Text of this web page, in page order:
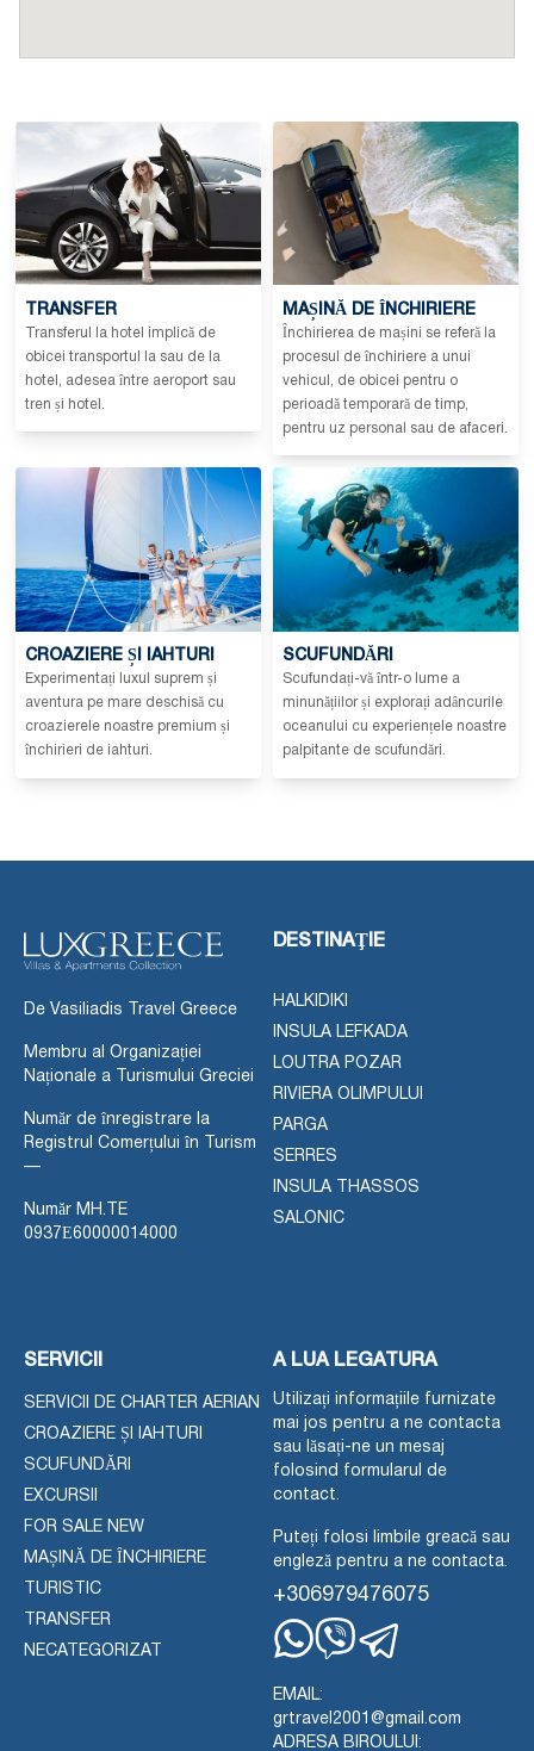
TRANSFER
Transferul la hotel implică de
obicei transportul la sau de la
hotel, adesea între aeroport sau
tren și hotel.
MAȘINĂ DE ÎNCHIRIERE
Închirierea de mașini se referă la
procesul de închiriere a unui
vehicul, de obicei pentru o
perioadă temporară de timp,
pentru uz personal sau de afaceri.
CROAZIERE ȘI IAHTURI
Experimentați luxul suprem și
aventura pe mare deschisă cu
croazierele noastre premium și
închirieri de iahturi.
SCUFUNDĂRI
Scufundați-vă într-o lume a
minunățiilor și explorați adâncurile
oceanului cu experiențele noastre
palpitante de scufundări.
De Vasiliadis Travel Greece
Membru al Organizației
Naționale a Turismului Greciei
Număr de înregistrare la
Registrul Comerțului în Turism
—
Număr MH.TE
0937Ε60000014000
DESTINAŢIE
HALKIDIKI
INSULA LEFKADA
LOUTRA POZAR
RIVIERA OLIMPULUI
PARGA
SERRES
INSULA THASSOS
SALONIC
SERVICII
SERVICII DE CHARTER AERIAN
CROAZIERE ȘI IAHTURI
SCUFUNDĂRI
EXCURSII
FOR SALE NEW
MAȘINĂ DE ÎNCHIRIERE
TURISTIC
TRANSFER
NECATEGORIZAT
A LUA LEGATURA
Utilizați informațiile furnizate
mai jos pentru a ne contacta
sau lăsați-ne un mesaj
folosind formularul de
contact.
Puteți folosi limbile greacă sau
engleză pentru a ne contacta.
+306979476075
EMAIL:
grtravel2001@gmail.com
ADRESA BIROULUI: